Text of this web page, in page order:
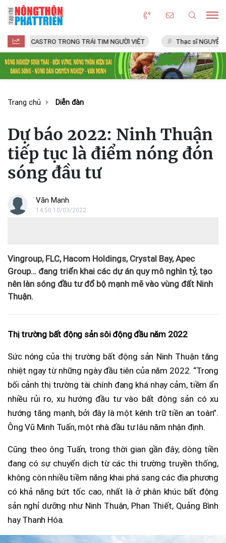
TRONG TRÁI TIM NGƯỜI VIỆT Thạc sĩ NGUYỄN VĂN CHÍ
Trang chủ Diễn đàn
Dự báo 2022: Ninh Thuận
tiếp tục là điểm nóng đón
sóng đầu tư
Văn Mạnh
14:50 10/03/2022
Vingroup, FLC, Hacom Holdings, Crystal Bay, Apec
Group… đang triển khai các dự án quy mô nghìn tỷ, tạo
nên làn sóng đầu tư đổ bộ mạnh mẽ vào vùng đất Ninh
Thuận.
Thị trường bất động sản sôi động đầu năm 2022
Sức nóng của thị trường bất động sản Ninh Thuận tăng
nhiệt ngay từ những ngày đầu tiên của năm 2022. “Trong
bối cảnh thị trường tài chính đang khá nhạy cảm, tiềm ẩn
nhiều rủi ro, xu hướng đầu tư vào bất động sản có xu
hướng tăng mạnh, bởi đây là một kênh trữ tiền an toàn”.
Ông Vũ Minh Tuấn, một nhà đầu tư lâu năm nhận định.
Cũng theo ông Tuấn, trong thời gian gần đây, dòng tiền
đang có sự chuyển dịch từ các thị trường truyền thống,
không còn nhiều tiềm năng khai phá sang các địa phương
có khả năng bứt tốc cao, nhất là ở phân khúc bất động
sản nghỉ dưỡng như Ninh Thuận, Phan Thiết, Quảng Bình
hay Thanh Hóa.